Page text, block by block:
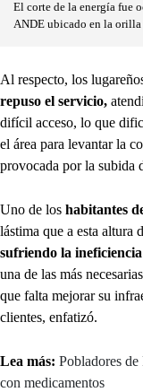
El corte de la energía fue
ANDE ubicado en la
Al respecto, los
repuso el servicio,
difícil acceso, lo que
el área para levantar la
provocada por la subida
Uno de los habitantes
lástima que a esta altura
sufriendo la ineficiencia
una de las más
que falta mejorar su
clientes, enfatizó.
Lea más: Pobladores
con medicamentos